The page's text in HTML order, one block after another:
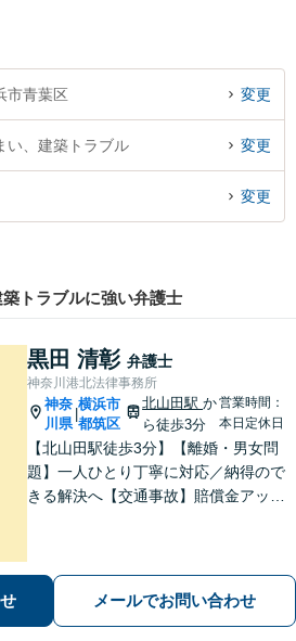
ご相談ください。
市青葉区 変更
い、建築トラブル 変更
変更
トラブルに強い弁護士
黒田 清彰 弁護士
神奈川港北法律事務所
神奈
川県
横浜市
都筑区
北山田駅か
ら徒歩3分
営業時間：
本日定休日
【北山田駅徒歩3分】【離婚・男女問
題】一人ひとり丁寧に対応／納得ので
きる解決へ【交通事故】賠償金アップ
生活のフォローも行います。
メールでお問い合わせ